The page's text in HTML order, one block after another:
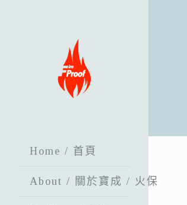
Home / 首頁
About / 關於寶成 / 火保